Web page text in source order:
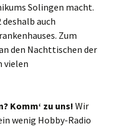
Solingen macht.
auch
Zum
den Nachttischen der
vielen
Komm‘ zu uns!Wir
wenig Hobby-Radio